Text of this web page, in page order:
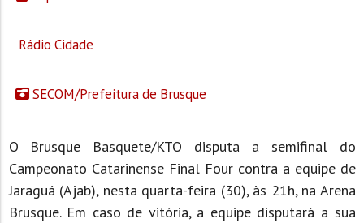
Rádio Cidade
SECOM/Prefeitura de Brusque
O Brusque Basquete/KTO disputa a semifinal do
Campeonato Catarinense Final Four contra a equipe de
Jaraguá (Ajab), nesta quarta-feira (30), às 21h, na Arena
Brusque. Em caso de vitória, a equipe disputará a sua